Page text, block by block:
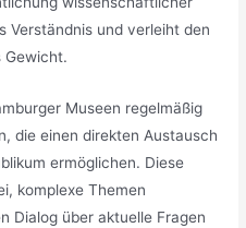
Verständnis und verleiht den
Gewicht.
Museen regelmäßig
die einen direkten Austausch
ermöglichen. Diese
komplexe Themen
Dialog über aktuelle Fragen